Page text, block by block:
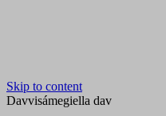
Skip to content
Davvisámegiella dav